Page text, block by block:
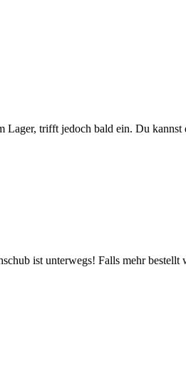
Lager, trifft jedoch bald ein. Du
ist unterwegs! Falls mehr bestellt